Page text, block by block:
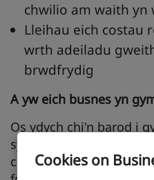
Cookies on
chwilio am waith yn
Lleihau eich costau
wrth adeiladu
brwdfrydig
A yw eich busnes yn
Os ydych chi'n barod i
sydd wedi bod ar
chwilio am waith am